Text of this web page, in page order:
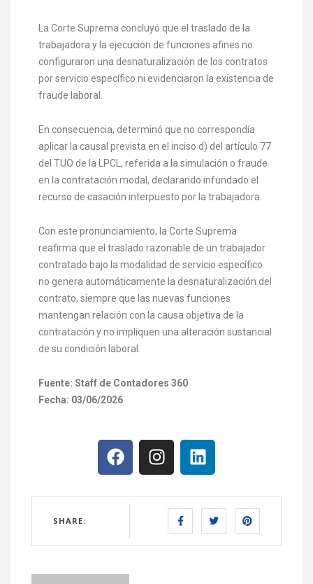
La Corte Suprema concluyó que el traslado de la
trabajadora y la ejecución de funciones afines no
configuraron una desnaturalización de los contratos
por servicio específico ni evidenciaron la existencia de
fraude laboral.
En consecuencia, determinó que no correspondía
aplicar la causal prevista en el inciso d) del artículo 77
del TUO de la LPCL, referida a la simulación o fraude
en la contratación modal, declarando infundado el
recurso de casación interpuesto por la trabajadora.
Con este pronunciamiento, la Corte Suprema
reafirma que el traslado razonable de un trabajador
contratado bajo la modalidad de servicio específico
no genera automáticamente la desnaturalización del
contrato, siempre que las nuevas funciones
mantengan relación con la causa objetiva de la
contratación y no impliquen una alteración sustancial
de su condición laboral.
Fuente: Staff de Contadores 360
Fecha: 03/06/2026
SHARE: